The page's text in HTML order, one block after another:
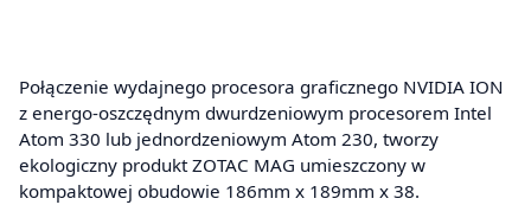
Połączenie wydajnego procesora graficznego NVIDIA ION
z energo-oszczędnym dwurdzeniowym procesorem Intel
Atom 330 lub jednordzeniowym Atom 230, tworzy
ekologiczny produkt ZOTAC MAG umieszczony w
kompaktowej obudowie 186mm x 189mm x 38.